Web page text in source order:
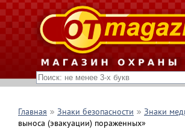
Главная Знаки безопасности
Знаки
выноса (эвакуации) пораженных»